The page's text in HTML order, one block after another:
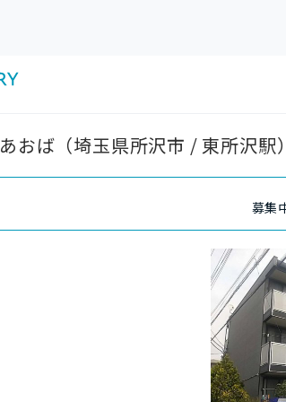
おば（埼玉県所沢市 / 東所沢駅
募集